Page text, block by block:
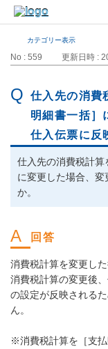
カテゴリー表示
No : 559 更新日時 :
仕入先の消費
明細書一括］
仕入伝票に反
仕入先の消費税計算
に変更した場合、
か。
消費税計算を変更し
消費税計算の変更後
の設定が反映される
ん。
※消費税計算を［支